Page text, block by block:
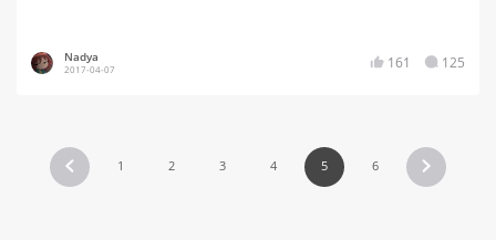
Nadya
2017-04-07 161 125
1 2 3 4 5 6